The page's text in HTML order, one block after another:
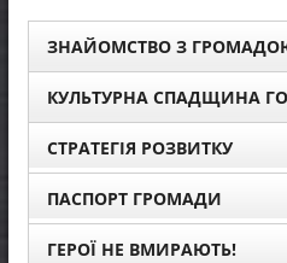
ЗНАЙОМСТВО З
КУЛЬТУРНА СПАДЩИНА
СТРАТЕГІЯ РОЗВИТКУ
ПАСПОРТ ГРОМАДИ
ГЕРОЇ НЕ ВМИРАЮТЬ!